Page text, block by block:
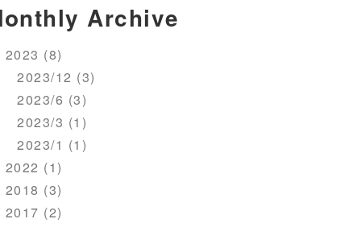
Archive
2023 (8)
2023/12 (3)
2023/6 (3)
2023/3 (1)
2023/1 (1)
2022 (1)
2018 (3)
2017 (2)